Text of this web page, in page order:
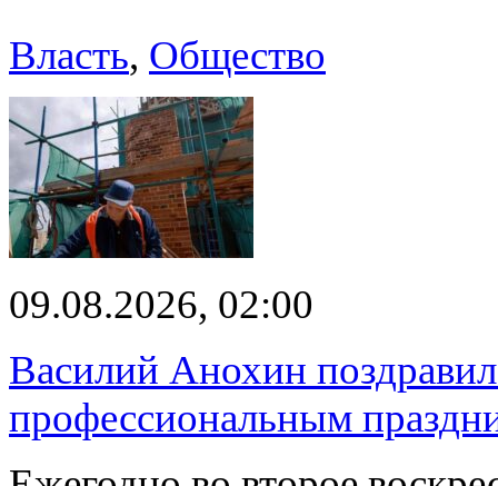
Власть, Общество
09.08.2026, 02:00
Василий Анохин
профессиональным